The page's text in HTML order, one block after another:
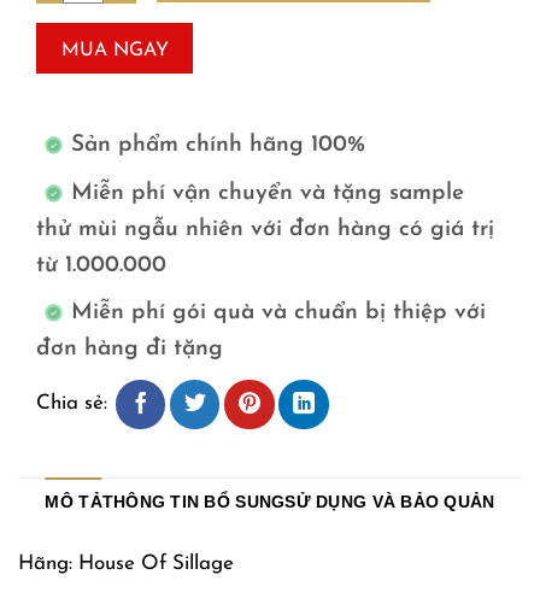
MUA NGAY
Sản phẩm chính hãng 100%
Miễn phí vận chuyển và tặng sample
thử mùi ngẫu nhiên với đơn hàng có giá trị
từ 1.000.000
Miễn phí gói quà và chuẩn bị thiệp với
đơn hàng đi tặng
Chia sẻ:
MÔ TẢTHÔNG TIN BỔ SUNGSỬ DỤNG VÀ BẢO QUẢN
Hãng: House Of Sillage